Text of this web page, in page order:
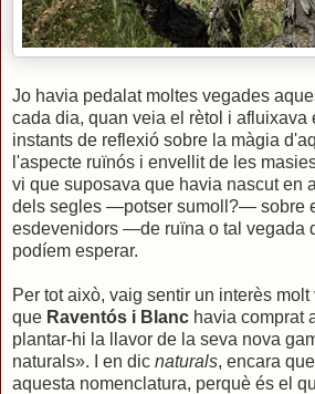
Jo havia pedalat moltes vegades
cada dia, quan veia el rètol i afluixava
instants de reflexió sobre la màgia
l'aspecte ruïnós i envellit de les
vi que suposava que havia nascut en
dels segles —potser sumoll?— sobre
esdevenidors —de ruïna o tal vegada
podíem esperar.
Per tot això, vaig sentir un interès
que Raventós i Blanc havia comprat
plantar-hi la llavor de la seva nova
naturals». I en dic naturals, encara
aquesta nomenclatura, perquè és el